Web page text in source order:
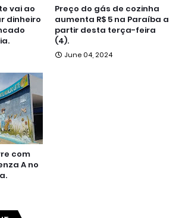
vai ao
dinheiro
Preço do gás de cozinha
aumenta R$ 5 na Paraíba a
partir desta terça-feira
(4).
June 04, 2024
com
A no